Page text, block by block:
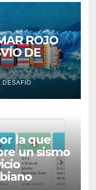
ROJO
DE
la que
un sismo